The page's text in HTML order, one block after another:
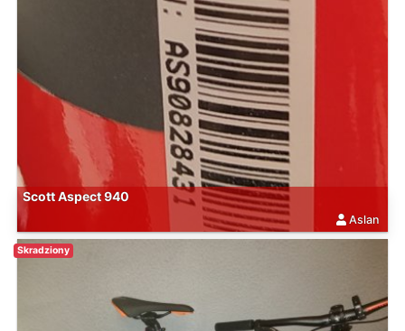
Scott Aspect 940
Aslan
Skradziony